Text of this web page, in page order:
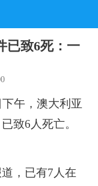
已致6死：一
午，澳大利亚
致6人死亡。
，已有7人在